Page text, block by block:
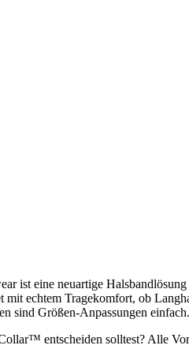
ist eine neuartige
mit echtem Tragekomfort, ob
sind Größen-Anpassungen
entscheiden solltest? Alle